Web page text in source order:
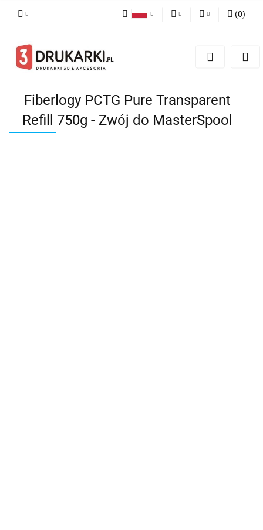
English
Zarejestruj się
(0)
Fiberlogy PCTG Pure Transparent
Refill 750g - Zwój do MasterSpool